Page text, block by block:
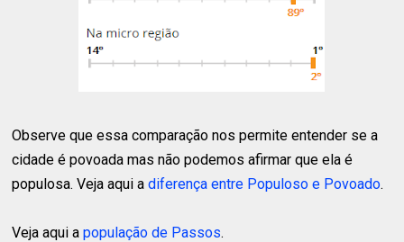
Observe que essa comparação nos permite entender se a
cidade é povoada mas não podemos afirmar que ela é
populosa. Veja aqui adiferença entre Populoso e Povoado.
Veja aqui apopulação de Passos.